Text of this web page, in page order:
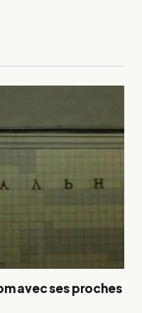
avec ses proches